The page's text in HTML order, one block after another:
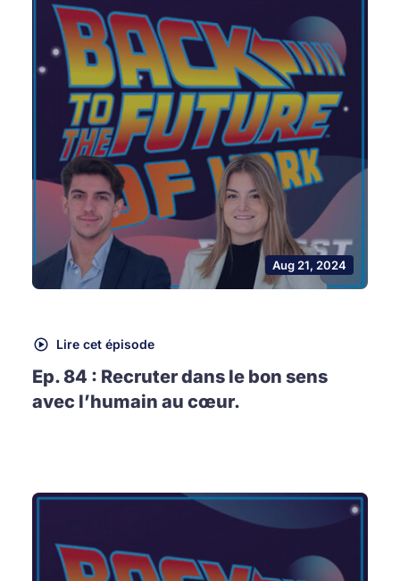
Aug 21, 2024
Lire cet épisode
Ep. 84 : Recruter dans le bon sens
avec l’humain au cœur.